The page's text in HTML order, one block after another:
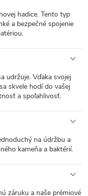
hadice. Tento typ
a bezpečné spojenie
udržuje. Vďaka svojej
skvele hodí do vašej
a spoľahlivosť.
na údržbu a
kameňa a baktérií.
záruku a naše prémiové